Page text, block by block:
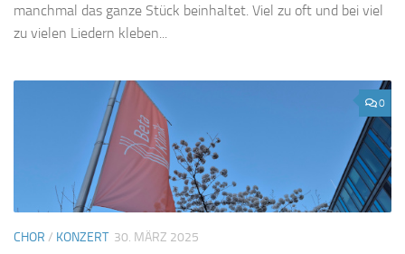
manchmal das ganze Stück beinhaltet. Viel zu oft und bei viel
zu vielen Liedern kleben...
0
CHOR / KONZERT 30. MÄRZ 2025